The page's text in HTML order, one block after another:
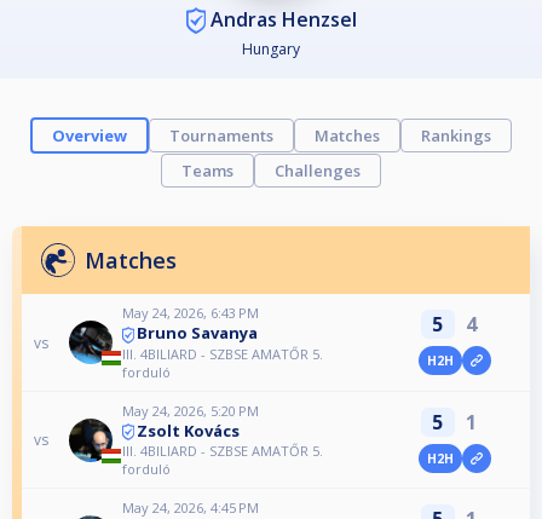
Andras Henzsel
Hungary
Overview Tournaments Matches
Rankings
Teams
Challenges
Matches
vs
May 24, 2026, 6:43 PM
Bruno Savanya
III. 4BILIARD - SZBSE AMATŐR 5.
forduló
5 4
H2H
vs
May 24, 2026, 5:20 PM
Zsolt Kovács
III. 4BILIARD - SZBSE AMATŐR 5.
forduló
5 1
H2H
May 24, 2026, 4:45 PM